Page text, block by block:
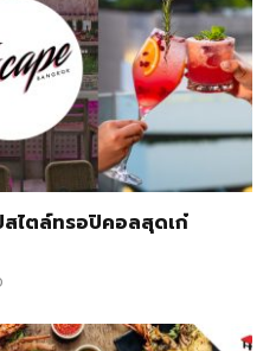
ไตล์ทรอปิคอลสุดเก๋